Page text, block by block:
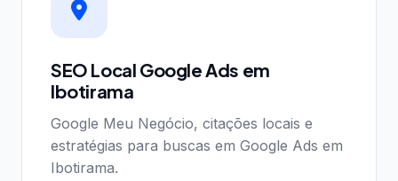
SEO Local Google Ads em
Ibotirama
Google Meu Negócio, citações locais e
estratégias para buscas em Google Ads em
Ibotirama.